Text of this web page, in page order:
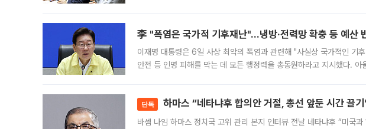
李 "폭염은 국가적 기후재난"…냉방·전력망 확충 등 예산
이재명 대통령은 6일 사상 최악의 폭염과 관련해 "사실상 국가적인 기
안전 등 인명 피해를 막는 데 모든 행정력을 총동원하라고 지시했다. 아
단독 하마스 “네타냐후 합의안 거절, 총선 앞둔 시간 끌기
바셈 나임 하마스 정치국 고위 관리 본지 인터뷰 전날 네타냐후 “미국